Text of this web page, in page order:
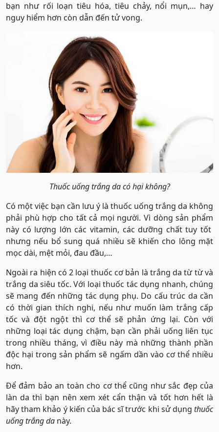
bạn như rối loạn tiêu hóa, tiêu chảy, nổi mụn,… hay
nguy hiểm hơn còn dẫn đến tử vong.
Thuốc uống trắng da có hại không?
Có một việc bạn cần lưu ý là thuốc uống trắng da không
phải phù hợp cho tất cả mọi người. Vì dòng sản phẩm
này có lượng lớn các vitamin, các dưỡng chất tuy tốt
nhưng nếu bổ sung quá nhiều sẽ khiến cho lông mặt
mọc dài, mệt mỏi, đau đầu,…
Ngoài ra hiện có 2 loại thuốc cơ bản là trắng da từ từ và
trắng da siêu tốc. Với loại thuốc tác dụng nhanh, chúng
sẽ mang đến những tác dụng phụ. Do cấu trúc da cần
có thời gian thích nghi, nếu như muốn làm trắng cấp
tốc và đột ngột thì cơ thể sẽ phản ứng lại. Còn với
những loại tác dụng chậm, bạn cần phải uống liên tục
trong nhiều tháng, vì điều này mà những thành phần
độc hại trong sản phẩm sẽ ngấm dần vào cơ thể nhiều
hơn.
Để đảm bảo an toàn cho cơ thể cũng như sắc đẹp của
làn da thì bạn nên xem xét cẩn thận và tốt hơn hết là
hãy tham khảo ý kiến của bác sĩ trước khi sử dụng thuốc
uống trắng da này.